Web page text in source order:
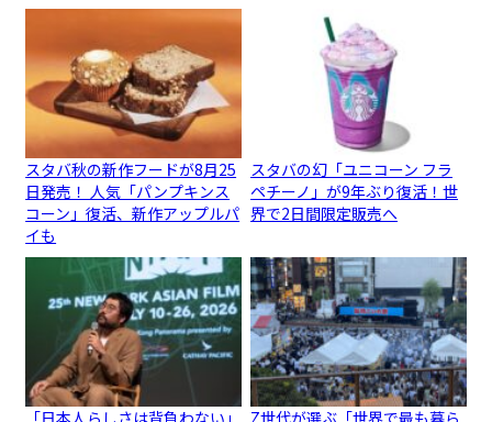
スタバ秋の新作フードが8月25
日発売！ 人気「パンプキンス
コーン」復活、新作アップルパ
イも
スタバの幻「ユニコーン フラ
ペチーノ」が9年ぶり復活！世
界で2日間限定販売へ
「日本人らしさは背負わない」 Z世代が選ぶ「世界で最も暮ら